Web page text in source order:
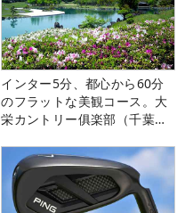
インター5分、都心から60分
のフラットな美観コース。大
栄カントリー俱楽部（千葉